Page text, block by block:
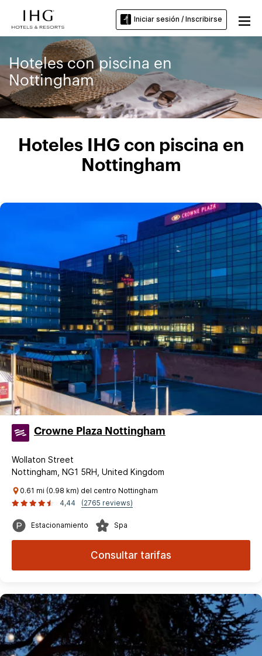
Iniciar sesión / Inscribirse
Hoteles con piscina en
Nottingham
Hoteles IHG con piscina en
Nottingham
Crowne Plaza Nottingham
Wollaton Street
Nottingham, NG1 5RH, United Kingdom
0.61 mi (0.98 km) del centro Nottingham
4,44
(2765 reviews)
Estacionamiento Spa
Consultar tarifas